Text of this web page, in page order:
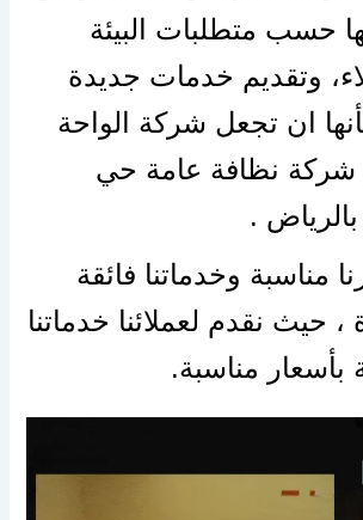
حسب متطلبات البيئة
وتقديم خدمات جديدة
ان تجعل شركة الواحة
نظافة عامة حي
بالرياض .
مناسبة وخدماتنا فائقة
، حيث نقدم لعملائنا خدماتنا
بأسعار مناسبة.